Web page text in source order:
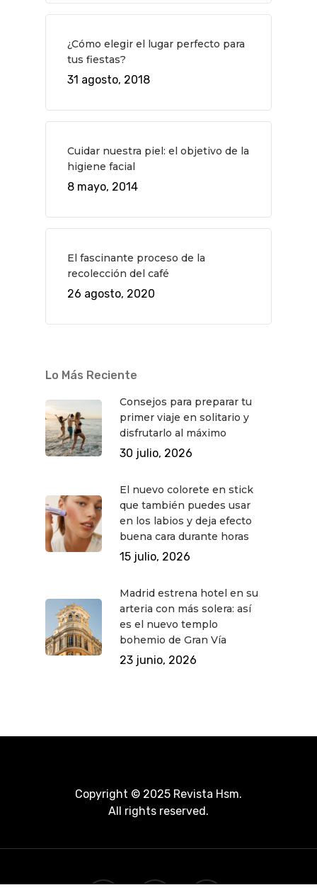
¿Cómo elegir el lugar perfecto para
tus fiestas?
31 agosto, 2018
Cuidar nuestra piel: el objetivo de la
higiene facial
8 mayo, 2014
El fascinante proceso de la
recolección del café
26 agosto, 2020
Lo Más Reciente
Consejos para preparar tu
primer viaje en solitario y
disfrutarlo al máximo
30 julio, 2026
El nuevo colorete en stick
que también puedes usar
en los labios y deja efecto
buena cara durante horas
15 julio, 2026
Madrid estrena hotel en su
arteria con más solera: así
es el nuevo templo
bohemio de Gran Vía
23 junio, 2026
Copyright © 2025 Revista Hsm.
All rights reserved.
Novedades
Cine
Bares Y Cafés
Gourmet
CONTACTO